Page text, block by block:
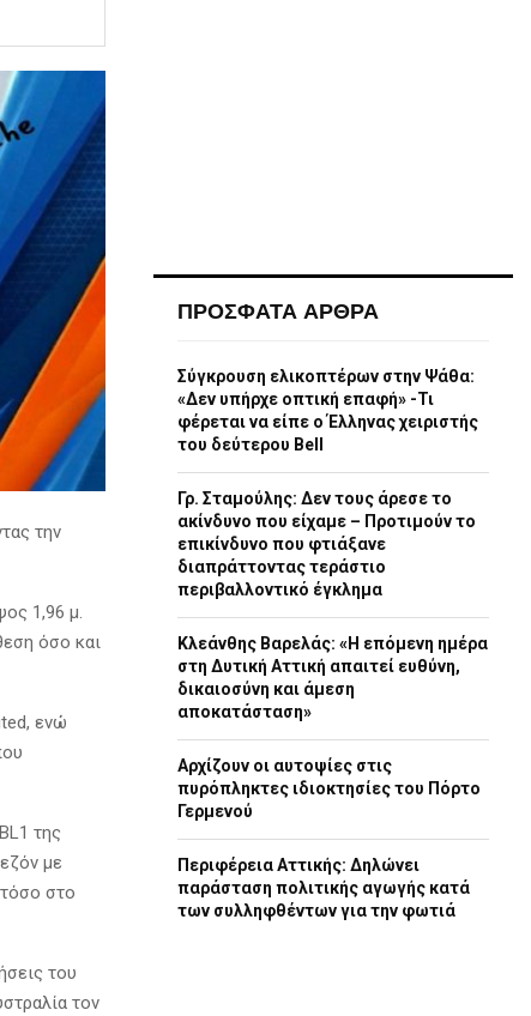
την
1,96 μ.
όσο και
ενώ
της
με
στο
του
τον
ΠΡΟΣΦΑΤΑ ΑΡΘΡΑ
Σύγκρουση ελικοπτέρων στην Ψάθα:
«Δεν υπήρχε οπτική επαφή» -Τι
φέρεται να είπε ο Έλληνας χειριστής
του δεύτερου Bell
Γρ. Σταμούλης: Δεν τους άρεσε το
ακίνδυνο που είχαμε – Προτιμούν το
επικίνδυνο που φτιάξανε
διαπράττοντας τεράστιο
περιβαλλοντικό έγκλημα
Κλεάνθης Βαρελάς: «Η επόμενη ημέρα
στη Δυτική Αττική απαιτεί ευθύνη,
δικαιοσύνη και άμεση
αποκατάσταση»
Αρχίζουν οι αυτοψίες στις
πυρόπληκτες ιδιοκτησίες του Πόρτο
Γερμενού
Περιφέρεια Αττικής: Δηλώνει
παράσταση πολιτικής αγωγής κατά
των συλληφθέντων για την φωτιά